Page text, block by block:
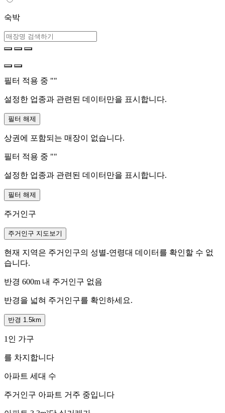
숙박
필터 적용 중 ""
설정한 업종과 관련된 데이터만을 표시합니다.
필터 해제
상권에 포함되는 매장이 없습니다.
필터 적용 중 ""
설정한 업종과 관련된 데이터만을 표시합니다.
필터 해제
주거인구
주거인구 지도보기
현재 지역은 주거인구의 성별-연령대 데이터를 확인할 수 없
습니다.
반경 600m 내 주거인구 없음
반경을 넓혀 주거인구를 확인하세요.
반경 1.5km
1인 가구
를 차지합니다
아파트 세대 수
주거인구 아파트 거주 중입니다